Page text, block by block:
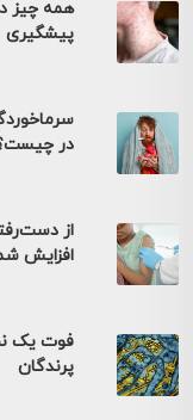
همه چیز
پیشگیری
در
از
افزایش
فوت یک
پرندگان